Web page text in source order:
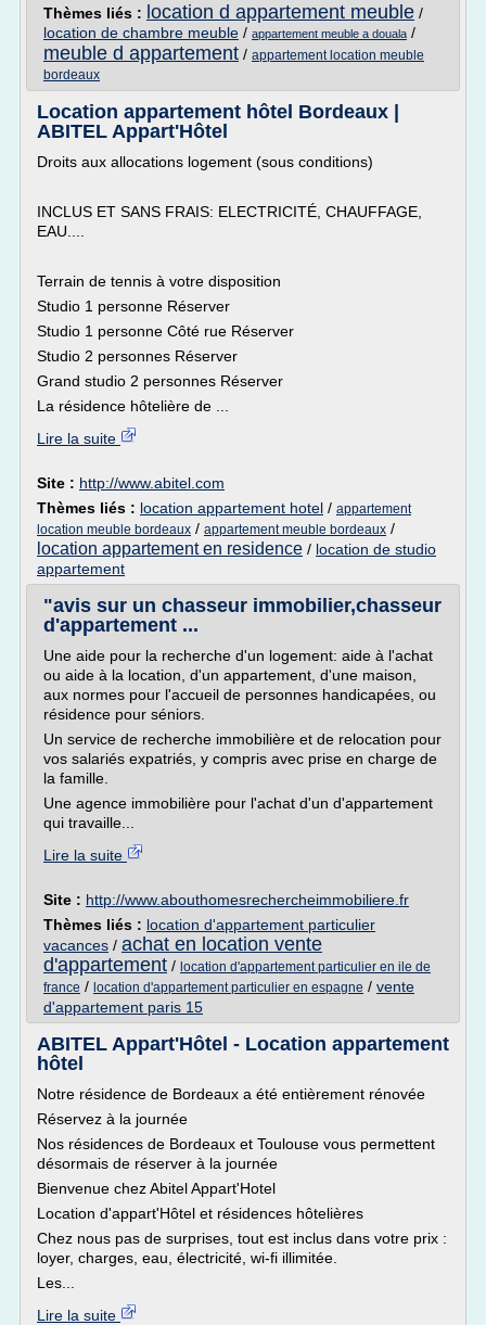
Thèmes liés : location d appartement meuble /
location de chambre meuble / appartement meuble a douala /
meuble d appartement / appartement location meuble
bordeaux
Location appartement hôtel Bordeaux |
ABITEL Appart'Hôtel
Droits aux allocations logement (sous conditions)
INCLUS ET SANS FRAIS: ELECTRICITÉ, CHAUFFAGE,
EAU....
Terrain de tennis à votre disposition
Studio 1 personne Réserver
Studio 1 personne Côté rue Réserver
Studio 2 personnes Réserver
Grand studio 2 personnes Réserver
La résidence hôtelière de ...
Lire la suite
Site : http://www.abitel.com
Thèmes liés : location appartement hotel / appartement
location meuble bordeaux / appartement meuble bordeaux /
location appartement en residence / location de studio
appartement
"avis sur un chasseur immobilier,chasseur
d'appartement ...
Une aide pour la recherche d'un logement: aide à l'achat
ou aide à la location, d'un appartement, d'une maison,
aux normes pour l'accueil de personnes handicapées, ou
résidence pour séniors.
Un service de recherche immobilière et de relocation pour
vos salariés expatriés, y compris avec prise en charge de
la famille.
Une agence immobilière pour l'achat d'un d'appartement
qui travaille...
Lire la suite
Site : http://www.abouthomesrechercheimmobiliere.fr
Thèmes liés : location d'appartement particulier
vacances / achat en location vente
d'appartement / location d'appartement particulier en ile de
france / location d'appartement particulier en espagne / vente
d'appartement paris 15
ABITEL Appart'Hôtel - Location appartement
hôtel
Notre résidence de Bordeaux a été entièrement rénovée
Réservez à la journée
Nos résidences de Bordeaux et Toulouse vous permettent
désormais de réserver à la journée
Bienvenue chez Abitel Appart'Hotel
Location d'appart'Hôtel et résidences hôtelières
Chez nous pas de surprises, tout est inclus dans votre prix :
loyer, charges, eau, électricité, wi-fi illimitée.
Les...
Lire la suite